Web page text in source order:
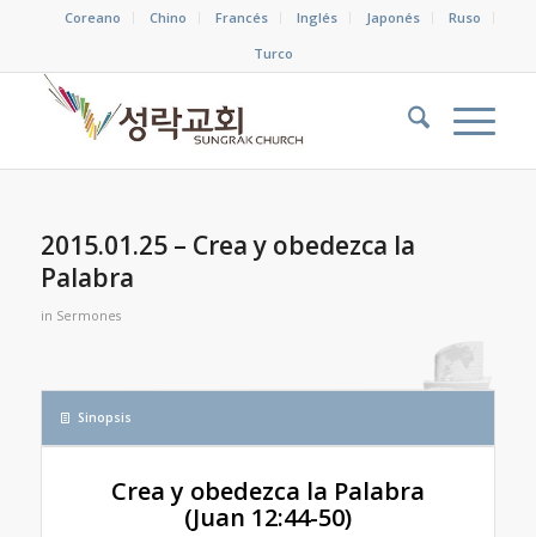
Coreano Chino Francés Inglés Japonés
Ruso
Turco
2015.01.25 – Crea y obedezca la
Palabra
in Sermones
Sinopsis
Crea y obedezca la Palabra
(Juan 12:44-50)